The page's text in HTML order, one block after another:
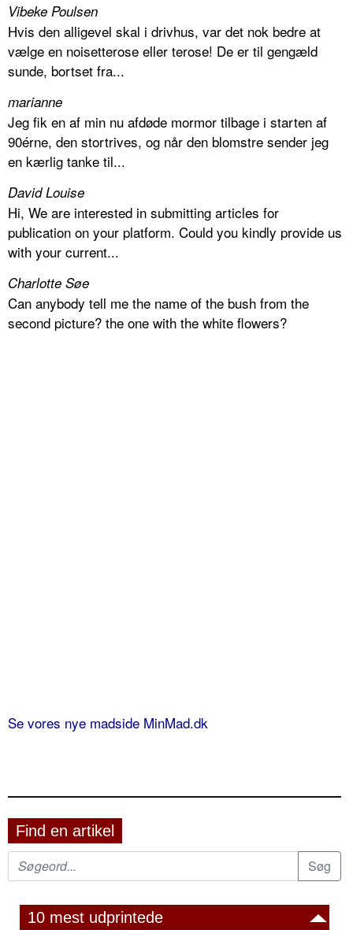
Vibeke Poulsen
Hvis den alligevel skal i drivhus, var det nok bedre at
vælge en noisetterose eller terose! De er til gengæld
sunde, bortset fra...
marianne
Jeg fik en af min nu afdøde mormor tilbage i starten af
90érne, den stortrives, og når den blomstre sender jeg
en kærlig tanke til...
David Louise
Hi, We are interested in submitting articles for
publication on your platform. Could you kindly provide us
with your current...
Charlotte Søe
Can anybody tell me the name of the bush from the
second picture? the one with the white flowers?
Se vores nye madside MinMad.dk
Find en artikel
10 mest udprintede